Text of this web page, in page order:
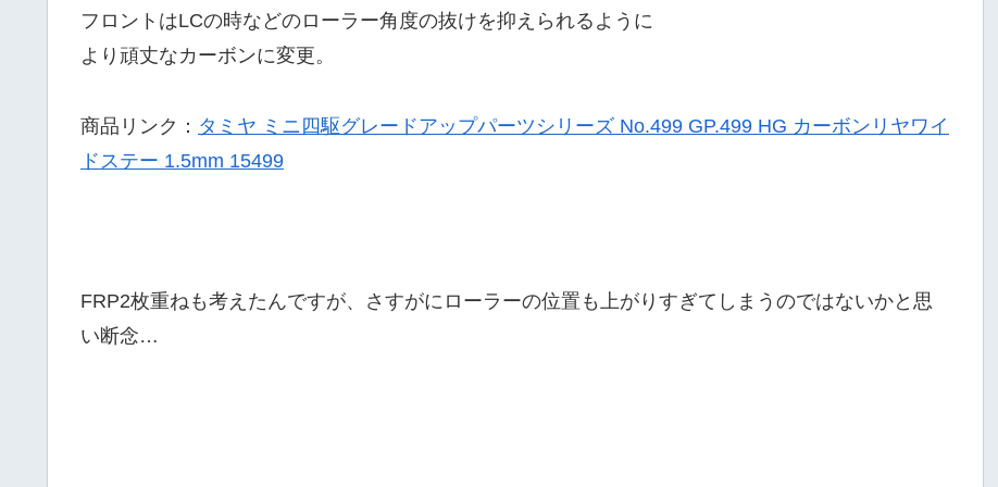
フロントはLCの時などのローラー角度の抜けを抑えられるように
より頑丈なカーボンに変更。
商品リンク： タミヤ ミニ四駆グレードアップパーツシリーズ No.499 GP.499 HG カーボンリヤワイ
ドステー 1.5mm 15499
FRP2枚重ねも考えたんですが、さすがにローラーの位置も上がりすぎてしまうのではないかと思
い断念…